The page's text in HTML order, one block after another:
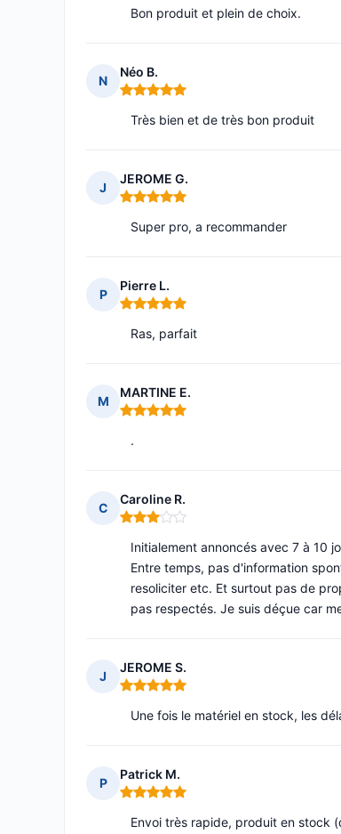
Bon produit et plein de choix.
N
Néo B.
Note : 5 sur 5
Très bien et de très bon produit
J
JEROME G.
Note : 5 sur 5
Super pro, a recommander
P
Pierre L.
Note : 5 sur 5
Ras, parfait
M
MARTINE E.
Note : 5 sur 5
.
C
Caroline R.
Note : 3 sur 5
Initialement annoncés avec 7 à 10
Entre temps, pas d'information
resoliciter etc. Et surtout pas de
pas respectés. Je suis déçue car
J
JEROME S.
Note : 5 sur 5
Une fois le matériel en stock, les
P
Patrick M.
Note : 5 sur 5
Envoi très rapide, produit en stock